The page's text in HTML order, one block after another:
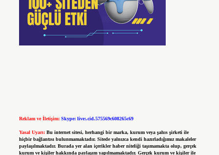
Reklam ve İletişim: Skype: live:.cid.575569c608265c69
Yasal Uyarı: Bu internet sitesi, herhangi bir marka, kurum veya şahıs şirketi ile
hiçbir bağlantısı bulunmamaktadır. Sitede yalnızca kendi hazırladığımız makaleler
paylaşılmaktadır. Burada yer alan içerikler haber niteliği taşımamakta olup, gerçek
kurum ve kişiler hakkında paylaşım yapılmamaktadır. Gerçek kurum ve kişiler ile